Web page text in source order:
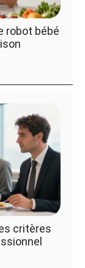
robot bébé
critères